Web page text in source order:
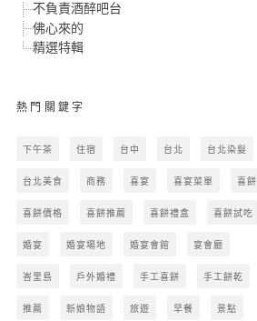
不負責酒醉吧台
佛心來的
精選特輯
熱門關鍵字
下午茶 住宿 台中 台北 台北染髮
台北美食 商務 喜宴 喜宴菜單 喜餅
喜餅價格 喜餅推薦 喜餅禮盒 喜餅試吃
婚宴 婚宴場地 婚宴會館 宴會廳
峇里島 戶外婚禮 手工喜餅 手工餅乾
推薦 新娘物語 旅遊 早餐 景點